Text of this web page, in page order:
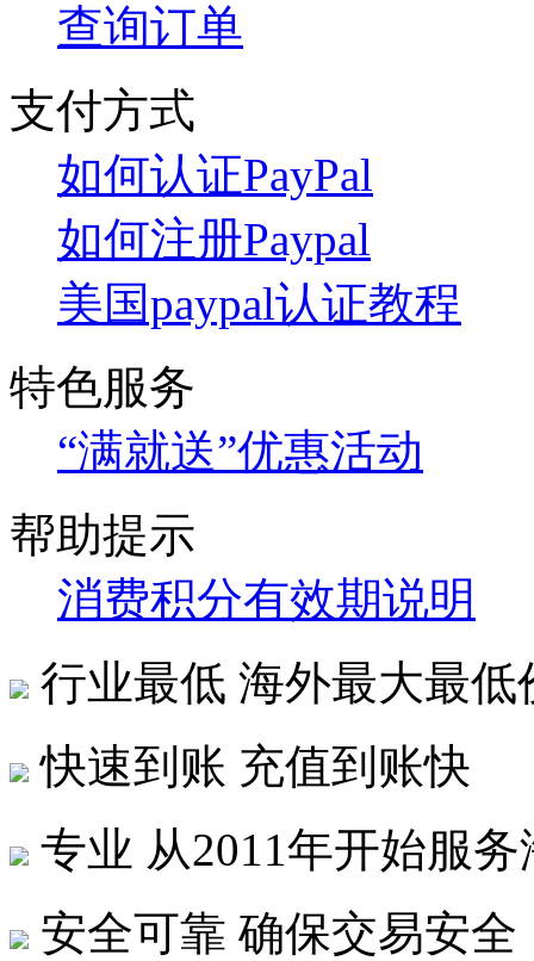
查询订单
支付方式
如何认证PayPal
如何注册Paypal
美国paypal认证教程
特色服务
“满就送”优惠活动
帮助提示
消费积分有效期说明
行业最低 海外最大最低
快速到账 充值到账快
专业 从2011年开始服
安全可靠 确保交易安全